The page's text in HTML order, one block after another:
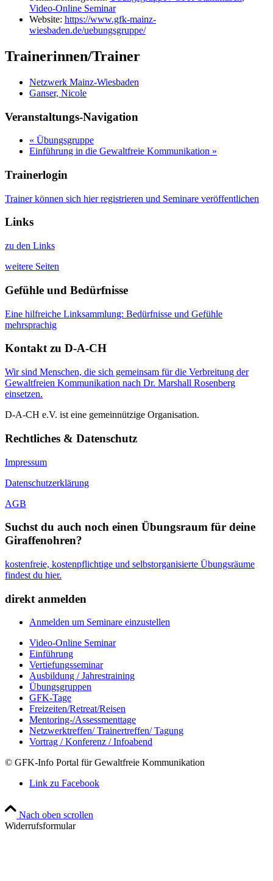
Video-Online Seminar
Website: https://www.gfk-mainz-
wiesbaden.de/uebungsgruppe/
Trainerinnen/Trainer
Netzwerk Mainz-Wiesbaden
Ganser, Nicole
Veranstaltungs-Navigation
« Übungsgruppe
Einführung in die Gewaltfreie Kommunikation »
Trainerlogin
Trainer können sich hier registrieren und Seminare veröffentlichen
Links
zu den Links
weitere Seiten
Gefühle und Bedürfnisse
Eine hilfreiche Linksammlung: Bedürfnisse und Gefühle
mehrsprachig
Kontakt zu D-A-CH
Wir sind Menschen, die sich gemeinsam für die Verbreitung der
Gewaltfreien Kommunikation nach Dr. Marshall Rosenberg
einsetzen.
D-A-CH e.V. ist eine gemeinnützige Organisation.
Rechtliches & Datenschutz
Impressum
Datenschutzerklärung
AGB
Suchst du auch noch einen Übungsraum für deine
Giraffenohren?
kostenfreie, kostenpflichtige und selbstorganisierte Übungsräume
findest du hier.
direkt anmelden
Anmelden um Seminare einzustellen
Video-Online Seminar
Einführung
Vertiefungsseminar
Ausbildung / Jahrestraining
Übungsgruppen
GFK-Tage
Freizeiten/Retreat/Reisen
Mentoring-/Assessmenttage
Netzwerktreffen/ Trainertreffen/ Tagung
Vortrag / Konferenz / Infoabend
© GFK-Info Portal für Gewaltfreie Kommunikation
Link zu Facebook
Nach oben scrollen
Widerrufsformular